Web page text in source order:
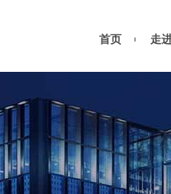
首页 走